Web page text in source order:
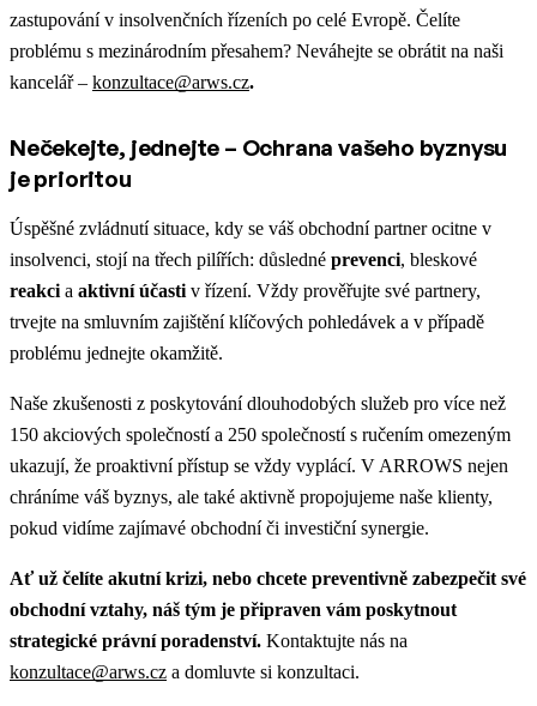
zastupování v insolvenčních řízeních po celé Evropě. Čelíte
problému s mezinárodním přesahem? Neváhejte se obrátit na naši
kancelář – konzultace@arws.cz.
Nečekejte, jednejte – Ochrana vašeho byznysu
je prioritou
Úspěšné zvládnutí situace, kdy se váš obchodní partner ocitne v
insolvenci, stojí na třech pilířích: důsledné prevenci, bleskové
reakci a aktivní účasti v řízení. Vždy prověřujte své partnery,
trvejte na smluvním zajištění klíčových pohledávek a v případě
problému jednejte okamžitě.
Naše zkušenosti z poskytování dlouhodobých služeb pro více než
150 akciových společností a 250 společností s ručením omezeným
ukazují, že proaktivní přístup se vždy vyplácí. V ARROWS nejen
chráníme váš byznys, ale také aktivně propojujeme naše klienty,
pokud vidíme zajímavé obchodní či investiční synergie.
Ať už čelíte akutní krizi, nebo chcete preventivně zabezpečit své
obchodní vztahy, náš tým je připraven vám poskytnout
strategické právní poradenství. Kontaktujte nás na
konzultace@arws.cz a domluvte si konzultaci.